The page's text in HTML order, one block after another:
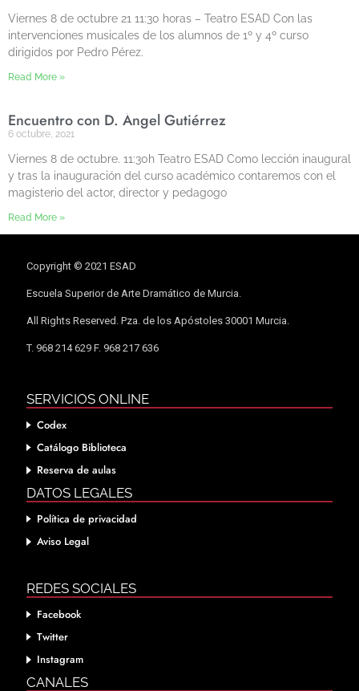
Viernes 8 de octubre 21 11:30 horas – Teatro ESAD Con las
intervenciones musicales de los alumnos de 1º y 4º curso
dirigidos por Pedro Pérez.
Read More »
Encuentro con D. Ángel Gutiérrez
6 octubre, 2021
Viernes 8 de octubre. 11:30h Teatro ESAD Como lección inaugural
y tras la inauguración del curso académico contaremos con el
magisterio del actor, director y pedagogo
Read More »
Copyright © 2021 ESAD
Escuela Superior de Arte Dramático de Murcia.
All Rights Reserved. Pza. de los Apóstoles 30001 Murcia.
T. 968 214 629 F. 968 217 636
SERVICIOS ONLINE
Codex
Catálogo Biblioteca
Reserva de aulas
DATOS LEGALES
Política de privacidad
Aviso Legal
REDES SOCIALES
Facebook
Twitter
Instagram
CANALES